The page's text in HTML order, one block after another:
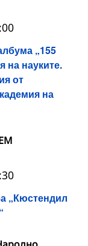
„155
на науките.
от
на
„Кюстендил